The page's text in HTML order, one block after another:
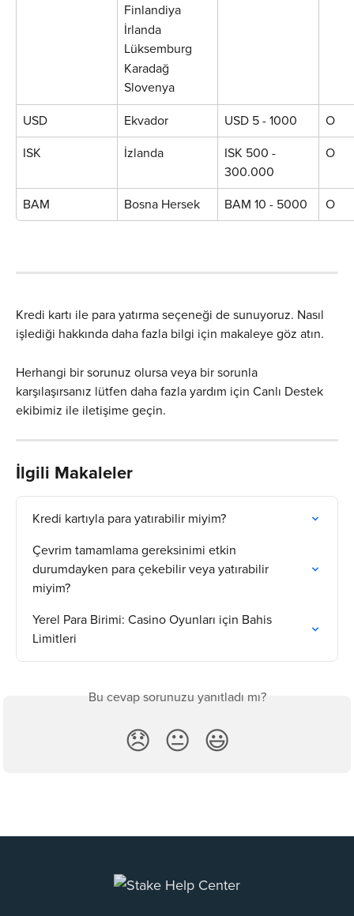
Finlandiya
İrlanda
Lüksemburg
Karadağ
Slovenya
USD Ekvador USD 5 - 1000 O
ISK İzlanda
ISK 500 -
300.000
O
BAM Bosna Hersek BAM 10 - 5000 O
Kredi kartı ile para yatırma seçeneği de sunuyoruz. Nasıl
işlediği hakkında daha fazla bilgi için makaleye göz atın.
Herhangi bir sorunuz olursa veya bir sorunla
karşılaşırsanız lütfen daha fazla yardım için Canlı Destek
ekibimiz ile iletişime geçin.
İlgili Makaleler
Kredi kartıyla para yatırabilir miyim?
Çevrim tamamlama gereksinimi etkin
durumdayken para çekebilir veya yatırabilir
miyim?
Yerel Para Birimi: Casino Oyunları için Bahis
Limitleri
Bu cevap sorunuzu yanıtladı mı?
😞 😐 😃